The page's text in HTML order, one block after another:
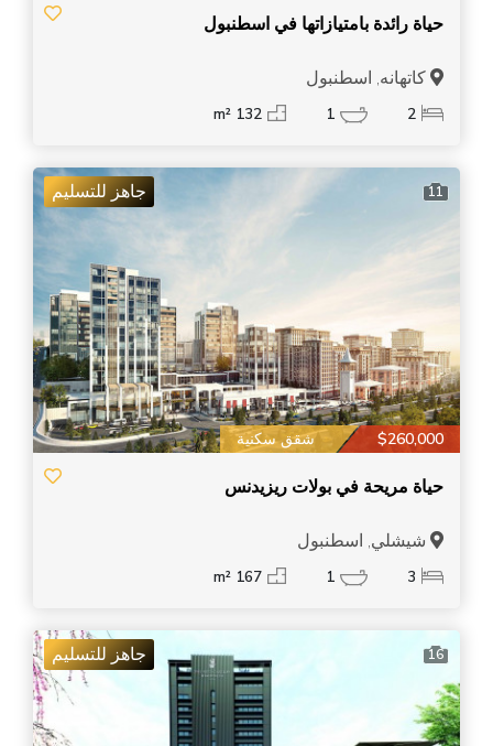
حياة رائدة بامتيازاتها في اسطنبول
كاتهانه, اسطنبول
2
1
132 m²
11 جاهز للتسليم
شقق سكنية $260,000
حياة مريحة في بولات ريزيدنس
شيشلي, اسطنبول
3
1
167 m²
16 جاهز للتسليم